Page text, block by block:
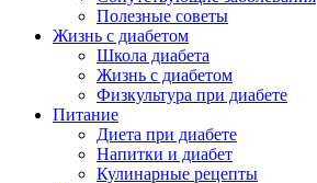
Полезные советы
Жизнь с диабетом
Школа диабета
Жизнь с диабетом
Физкультура при диабете
Питание
Диета при диабете
Напитки и диабет
Кулинарные рецепты